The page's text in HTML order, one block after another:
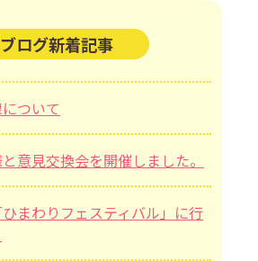
ブログ新着記事
ついて
意見交換会を開催しました。
まわりフェスティバル」に行